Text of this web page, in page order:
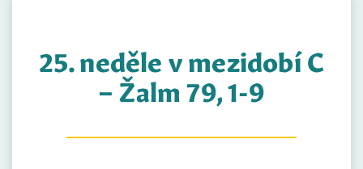
25. neděle v mezidobí C
– Žalm 79, 1-9